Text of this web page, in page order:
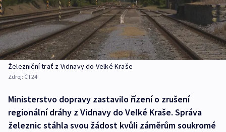
Železniční trať z Vidnavy do Velké Kraše
Zdroj: ČT24
Ministerstvo dopravy zastavilo řízení o zrušení
regionální dráhy z Vidnavy do Velké Kraše. Správa
železnic stáhla svou žádost kvůli záměrům soukromé